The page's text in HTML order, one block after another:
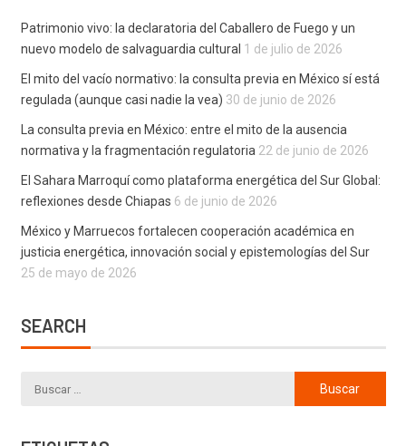
Patrimonio vivo: la declaratoria del Caballero de Fuego y un
nuevo modelo de salvaguardia cultural 1 de julio de 2026
El mito del vacío normativo: la consulta previa en México sí está
regulada (aunque casi nadie la vea) 30 de junio de 2026
La consulta previa en México: entre el mito de la ausencia
normativa y la fragmentación regulatoria 22 de junio de 2026
El Sahara Marroquí como plataforma energética del Sur Global:
reflexiones desde Chiapas 6 de junio de 2026
México y Marruecos fortalecen cooperación académica en
justicia energética, innovación social y epistemologías del Sur
25 de mayo de 2026
SEARCH